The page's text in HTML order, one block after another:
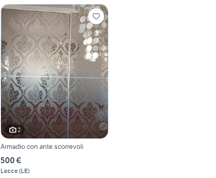
2
Armadio con ante scorrevoli
500 €
Lecce(LE)